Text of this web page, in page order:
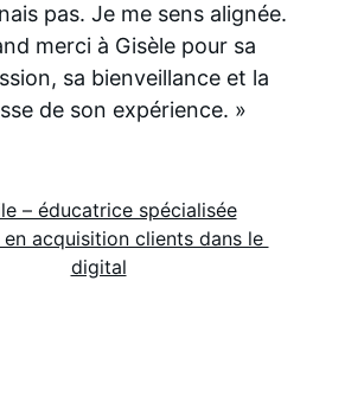
pas. Je me sens alignée.
merci à Gisèle pour sa
sa bienveillance et la
de son expérience. »
– éducatrice spécialisée
acquisition clients dans le
digital